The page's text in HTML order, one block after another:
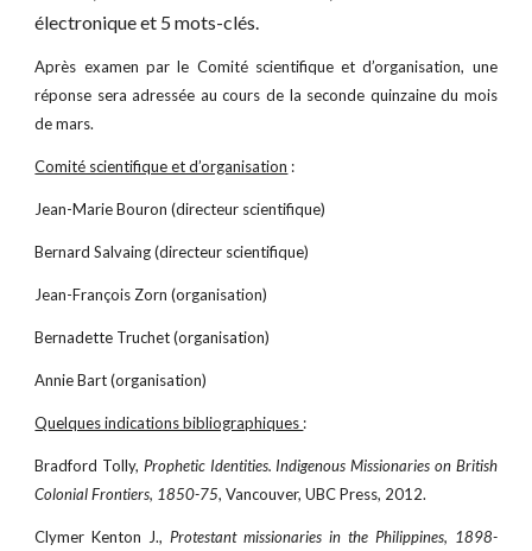
électronique et 5 mots-clés.
Après examen par le Comité scientifique et d’organisation, une
réponse sera adressée au cours de la seconde quinzaine du mois
de mars.
Comité scientifique et d’organisation :
Jean-Marie Bouron (directeur scientifique)
Bernard Salvaing (directeur scientifique)
Jean-François Zorn (organisation)
Bernadette Truchet (organisation)
Annie Bart (organisation)
Quelques indications bibliographiques :
Bradford Tolly, Prophetic Identities. Indigenous Missionaries on British
Colonial Frontiers, 1850-75, Vancouver, UBC Press, 2012.
Clymer Kenton J., Protestant missionaries in the Philippines, 1898-